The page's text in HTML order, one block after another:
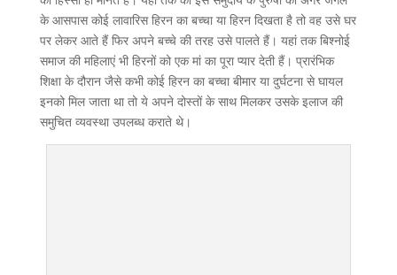
के आसपास कोई लावारिस हिरन का बच्चा या हिरन दिखता है तो वह उसे घर
पर लेकर आते हैं फिर अपने बच्चे की तरह उसे पालते हैं। यहां तक बिश्नोई
समाज की महिलाएं भी हिरनों को एक मां का पूरा प्यार देती हैं। प्रारंभिक
शिक्षा के दौरान जैसे कभी कोई हिरन का बच्चा बीमार या दुर्घटना से घायल
इनको मिल जाता था तो ये अपने दोस्तों के साथ मिलकर उसके इलाज की
समुचित व्यवस्था उपलब्ध कराते थे।